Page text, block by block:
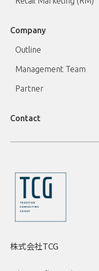
Company
Outline
Management Team
Partner
Contact
株式会社TCG